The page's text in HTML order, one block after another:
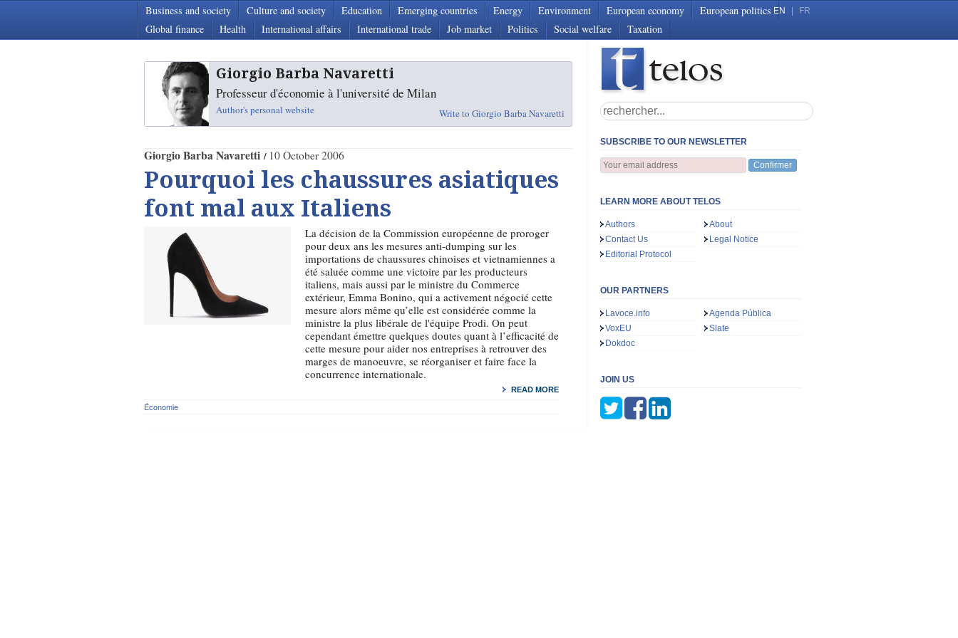
Business and society Culture and society Education Emerging countries Energy Environment European economy
European politics
Global finance
Health International affairs International trade Job market Politics Social welfare Taxation
EN FR
Giorgio Barba Navaretti
Professeur d'économie à l'université de Milan
Author's personal website Write to Giorgio Barba Navaretti
Giorgio Barba Navaretti 10 October 2006
Pourquoi les chaussures asiatiques
font mal aux Italiens
La décision de la Commission européenne de proroger
pour deux ans les mesures anti-dumping sur les
importations de chaussures chinoises et vietnamiennes a
été saluée comme une victoire par les producteurs
italiens, mais aussi par le ministre du Commerce
extérieur, Emma Bonino, qui a activement négocié cette
mesure alors même qu’elle est considérée comme la
ministre la plus libérale de l'équipe Prodi. On peut
cependant émettre quelques doutes quant à l’efficacité de
cette mesure pour aider nos entreprises à retrouver des
marges de manoeuvre, se réorganiser et faire face la
concurrence internationale.
READ MORE
Économie
SUBSCRIBE TO OUR NEWSLETTER
Confirmer
LEARN MORE ABOUT TELOS
Authors
About
Contact Us
Legal Notice
Editorial Protocol
OUR PARTNERS
Lavoce.info
Agenda Pública
VoxEU
Slate
Dokdoc
JOIN US